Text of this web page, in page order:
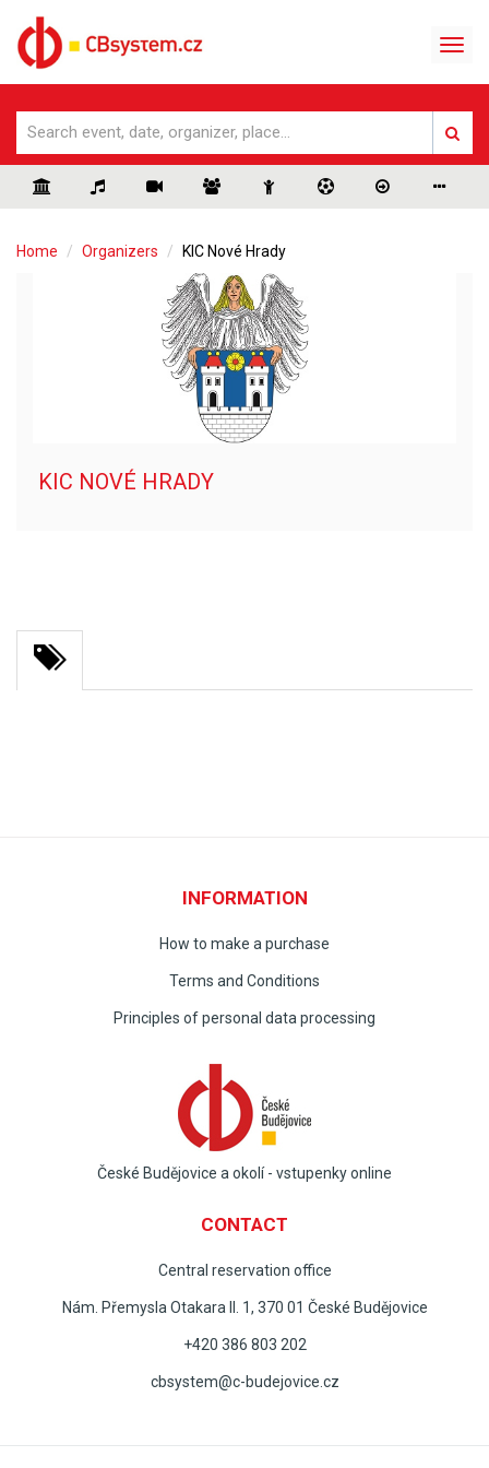
Home Organizers KIC Nové Hrady
KIC NOVÉ HRADY
INFORMATION
How to make a purchase
Terms and Conditions
Principles of personal data processing
České Budějovice a okolí - vstupenky online
CONTACT
Central reservation office
Nám. Přemysla Otakara II. 1, 370 01 České Budějovice
+420 386 803 202
cbsystem@c-budejovice.cz